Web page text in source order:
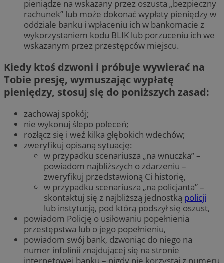
pieniądze na wskazany przez oszusta „bezpieczny
rachunek” lub może dokonać wypłaty pieniędzy w
oddziale banku i wpłaceniu ich w bankomacie z
wykorzystaniem kodu BLIK lub porzuceniu ich we
wskazanym przez przestępców miejscu.
Kiedy ktoś dzwoni i próbuje wywierać na
Tobie presję, wymuszając wypłatę
pieniędzy, stosuj się do poniższych zasad:
zachowaj spokój;
nie wykonuj ślepo poleceń;
rozłącz się i weź kilka głębokich wdechów;
zweryfikuj opisaną sytuację:
w przypadku scenariusza „na wnuczka” –
powiadom najbliższych o zdarzeniu –
zweryfikuj przedstawioną Ci historię,
w przypadku scenariusza „na policjanta” –
skontaktuj się z najbliższą jednostką policji
lub instytucją, pod którą podszył się oszust,
powiadom Policję o usiłowaniu popełnienia
przestępstwa lub o jego popełnieniu,
powiadom swój bank, dzwoniąc do niego na
numer infolinii znajdującej się na stronie
internetowej banku – nigdy nie korzystaj z numeru